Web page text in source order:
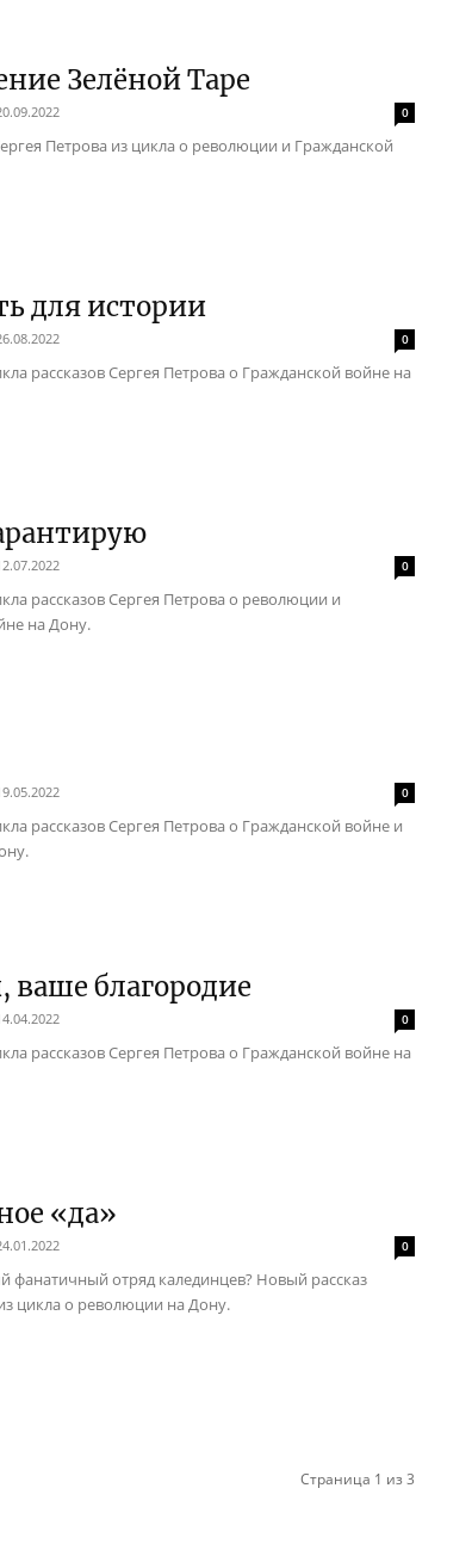
Зелёной Таре
0
Петрова из цикла о революции и Гражданской
для истории
0
рассказов Сергея Петрова о Гражданской войне на
0
рассказов Сергея Петрова о революции и
на Дону.
0
рассказов Сергея Петрова о Гражданской войне и
ваше благородие
0
рассказов Сергея Петрова о Гражданской войне на
«да»
0
фанатичный отряд калединцев? Новый рассказ
цикла о революции на Дону.
Страница 1 из 3